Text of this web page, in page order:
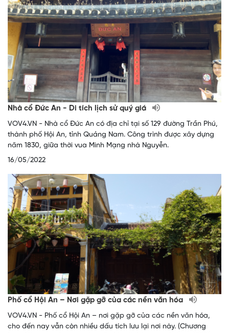
Nhà cổ Đức An - Di tích lịch sử quý giá
VOV4.VN - Nhà cổ Đức An có địa chỉ tại số 129 đường Trần Phú,
thành phố Hội An, tỉnh Quảng Nam. Công trình được xây dựng
năm 1830, giữa thời vua Minh Mạng nhà Nguyễn.
16/05/2022
Phố cổ Hội An – Nơi gặp gỡ của các nền văn hóa
VOV4.VN - Phố cổ Hội An – nơi gặp gỡ của các nền văn hóa,
cho đến nay vẫn còn nhiều dấu tích lưu lại nơi này. (Chương